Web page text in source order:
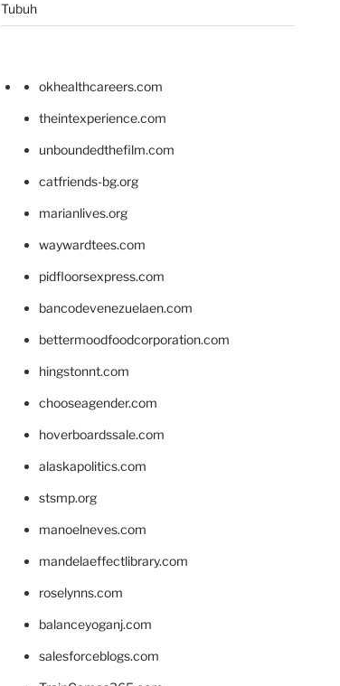
Tubuh
okhealthcareers.com
theintexperience.com
unboundedthefilm.com
catfriends-bg.org
marianlives.org
waywardtees.com
pidfloorsexpress.com
bancodevenezuelaen.com
bettermoodfoodcorporation.com
hingstonnt.com
chooseagender.com
hoverboardssale.com
alaskapolitics.com
stsmp.org
manoelneves.com
mandelaeffectlibrary.com
roselynns.com
balanceyoganj.com
salesforceblogs.com